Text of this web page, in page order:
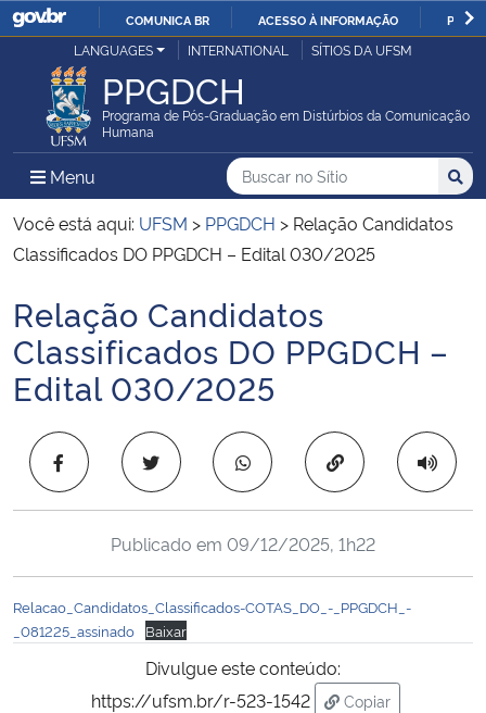
IR
O
COMUNICA BR ACESSO À INFORMAÇÃO
Ministério da Justiça e Segurança Pública
Ministério da Defesa
Ministério das Relações Exteriores
Ministério da Infraestrutura
Ministério da Agricultura, Pecuária e Abastecimento
Ministério da Educação
Ministério de Minas e Energia
Ministério da Ciência, Tecnologia, Inovações e Comunicações
LANGUAGES INTERNATIONAL SÍTIOS DA UFSM
PPGDCH
Programa de Pós-Graduação em Distúrbios da Comunicação
Humana
Menu Menu Principal do Sítio
Busca
Buscar no no Sítio
Busca:
Você está aqui: UFSM > PPGDCH > Relação Candidatos
Classificados DO PPGDCH – Edital 030/2025
Início do conteúdo
Relação Candidatos
Classificados DO PPGDCH –
Edital 030/2025
Copiar para área
Publicado em 09/12/2025, 1h22
Relacao_Candidatos_Classificados-COTAS_DO_-_PPGDCH_-
_081225_assinado
Baixar
Divulgue este conteúdo:
https://ufsm.br/r-523-1542
Copiar